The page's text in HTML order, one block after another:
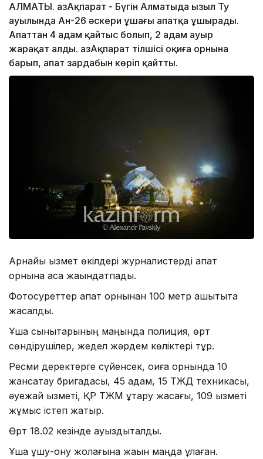
АЛМАТЫ. ҚазАқпарат - Бүгін Алматыда Қызыл Ту
ауылында Ан-26 әскери ұшағы апатқа ұшырады.
Апаттан 4 адам қайтыс болып, 2 адам ауыр
жарақат алды. ҚазАқпарат тілшісі оқиға орнына
барып, апат зардабын көріп қайтты.
Арнайы қызмет өкілдері журналистерді апат
орнына аса жақындатпады.
Фотосуреттер апат орнынан 100 метр қашықтықта
жасалды.
Ұшақ сынықтарының маңында полиция, өрт
сөндірушілер, жедел жәрдем көліктері тұр.
Ресми деректерге сүйенсек, оқиға орнында 10
жансақтау бригадасы, 45 адам, 15 ТЖД техникасы,
әуежай қызметі, ҚР ТЖМ құтқару жасағы, 109 қызметі
жұмыс істеп жатыр.
Өрт 18.02 кезінде ауыздықталды.
Ұшақ ұшу-қону жолағына жақын маңда құлаған.